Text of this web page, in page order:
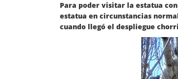
Para poder visitar la estatua
estatua en circunstancias
cuando llegó el despliegue